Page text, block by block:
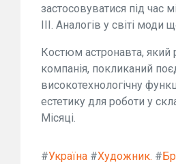
застосовуватися під час
III. Аналогів у світі моди
Костюм астронавта, який
компанія, покликаний
високотехнологічну
естетику для роботи у
Місяці.
#Україна #Художник. #